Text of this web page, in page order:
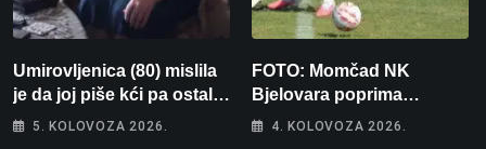
Umirovljenica (80) mislila
je da joj piše kći pa ostala
bez 1000 eura
5. KOLOVOZA 2026.
FOTO: Momčad NK
Bjelovara poprima
jesenski izgled
4. KOLOVOZA 2026.